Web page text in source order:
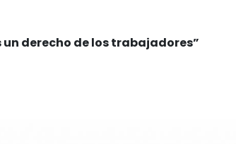
derecho de los trabajadores”